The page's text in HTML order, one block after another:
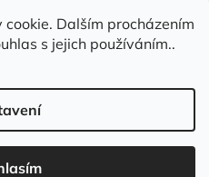
Dalším procházením
s jejich používáním..
Shoptet
. Všechna práva vyhrazena.